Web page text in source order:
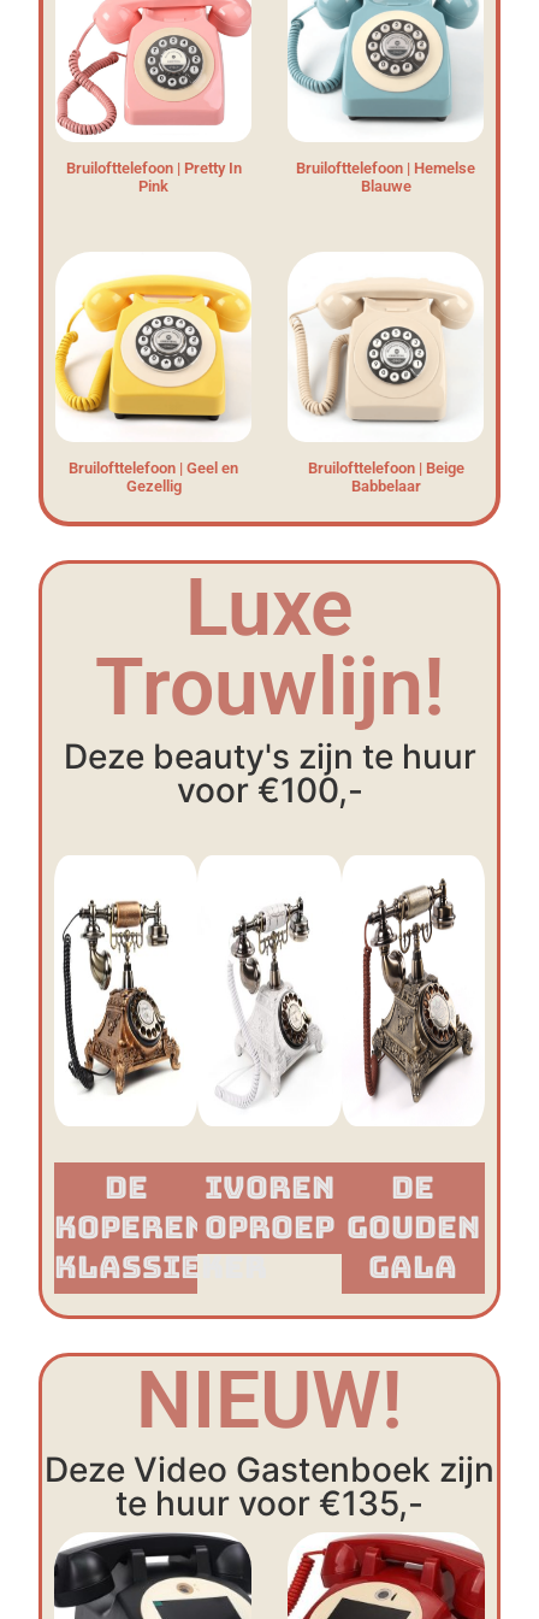
Bruilofttelefoon | Pretty In
Pink
Bruilofttelefoon | Hemelse
Blauwe
Bruilofttelefoon | Geel en
Gezellig
Bruilofttelefoon | Beige
Babbelaar
Luxe
Trouwlijn!
Deze beauty's zijn te huur
voor €100,-
De
Koperen
Klassieker​
Ivoren
Oproep
De
Gouden
Gala
NIEUW!
Deze Video Gastenboek zijn
te huur voor €135,-